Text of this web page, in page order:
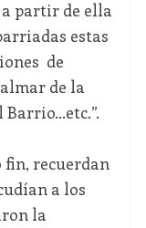
partir de ella
estas
de
de la
fin, recuerdan
a los
la